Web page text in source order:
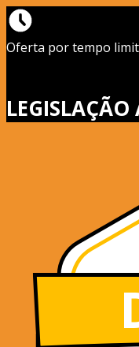
Oferta por tempo
LEGISLAÇÃO